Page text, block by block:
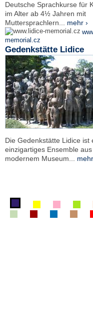
Deutsche Sprachkurse für
im Alter ab 4½ Jahren mit
Muttersprachlern... mehr ›
memorial.cz
Gedenkstätte Lidice
Die Gedenkstätte Lidice ist
einzigartiges Ensemble aus
modernem Museum...